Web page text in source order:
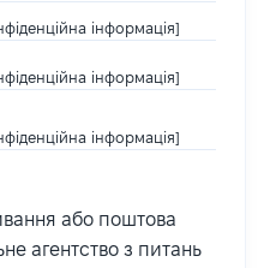
інформація]
інформація]
інформація]
або поштова
агентство з питань